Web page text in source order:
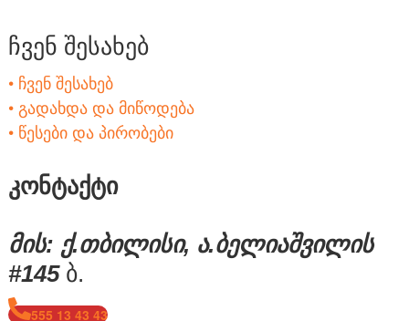
ჩვენ შესახებ
• ჩვენ შესახებ
• გადახდა და მიწოდება
• წესები და პირობები
კონტაქტი
მის: ქ.თბილისი, ა.ბელიაშვილის
#145ბ.
555 13 43 43